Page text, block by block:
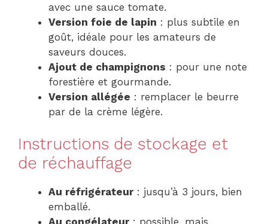
avec une sauce tomate.
Version foie de lapin : plus subtile en
goût, idéale pour les amateurs de
saveurs douces.
Ajout de champignons : pour une note
forestière et gourmande.
Version allégée : remplacer le beurre
par de la crème légère.
Instructions de stockage et
de réchauffage
Au réfrigérateur: jusqu’à 3 jours, bien
emballé.